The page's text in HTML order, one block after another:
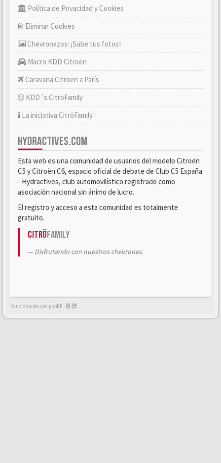
Política de Privacidad y Cookies
Eliminar Cookies
Chevronazos: ¡Sube tus fotos!
Macro KDD Citroën
Caravana Citroën a París
KDD´s CitröFamily
La iniciativa CitröFamily
HYDRACTIVES.COM
Esta web es una comunidad de usuarios del modelo Citroën
C5 y Citroën C6, espacio oficial de debate de Club C5 España
- Hydractives, club automovilístico registrado como
asociación nacional sin ánimo de lucro.
El registro y acceso a esta comunidad es totalmente
gratuito.
CitröFamily
Disfrutando con nuestros chevrones.
Funcionando con phpBB -